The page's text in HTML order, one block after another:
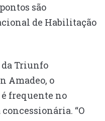
são
de Habilitação
da Triunfo
Amadeo, o
frequente no
“O